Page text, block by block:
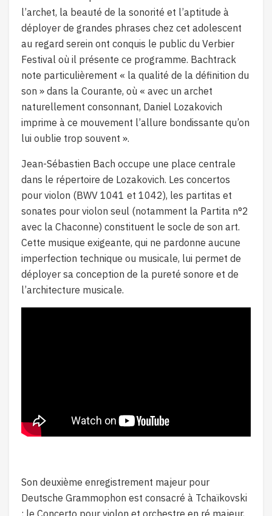
l’archet, la beauté de la sonorité et l’aptitude à
déployer de grandes phrases chez cet adolescent
au regard serein ont conquis le public du Verbier
Festival où il présente ce programme. Bachtrack
note particulièrement « la qualité de la définition du
son » dans la Courante, où « avec un archet
naturellement consonnant, Daniel Lozakovich
imprime à ce mouvement l’allure bondissante qu’on
lui oublie trop souvent ».
Jean-Sébastien Bach occupe une place centrale
dans le répertoire de Lozakovich. Les concertos
pour violon (BWV 1041 et 1042), les partitas et
sonates pour violon seul (notamment la Partita n°2
avec la Chaconne) constituent le socle de son art.
Cette musique exigeante, qui ne pardonne aucune
imperfection technique ou musicale, lui permet de
déployer sa conception de la pureté sonore et de
l’architecture musicale.
Son deuxième enregistrement majeur pour
Deutsche Grammophon est consacré à Tchaïkovski
: le Concerto pour violon et orchestre en ré majeur,